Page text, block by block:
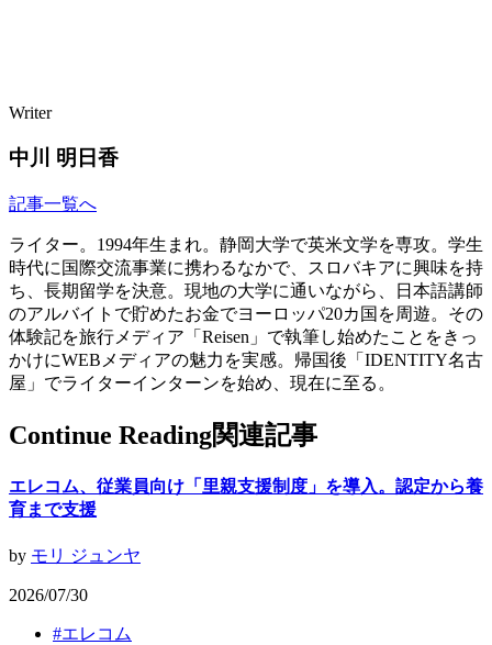
Writer
中川 明日香
記事一覧へ
ライター。1994年生まれ。静岡大学で英米文学を専攻。学生
時代に国際交流事業に携わるなかで、スロバキアに興味を持
ち、長期留学を決意。現地の大学に通いながら、日本語講師
のアルバイトで貯めたお金でヨーロッパ20カ国を周遊。その
体験記を旅行メディア「Reisen」で執筆し始めたことをきっ
かけにWEBメディアの魅力を実感。帰国後「IDENTITY名古
屋」でライターインターンを始め、現在に至る。
Continue Reading関連記事
エレコム、従業員向け「里親支援制度」を導入。認定から養
育まで支援
by モリ ジュンヤ
2026/07/30
#エレコム